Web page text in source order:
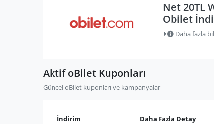
Net 20TL
Obilet
Daha fazla
Aktif oBilet Kuponları
Güncel oBilet kuponları ve kampanyaları
İndirim Daha Fazla Detay